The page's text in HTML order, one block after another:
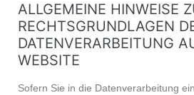
ALLGEMEINE HINWEISE
RECHTSGRUNDLAGEN
DATENVERARBEITUNG
WEBSITE
Sofern Sie in die Datenverarbeitung